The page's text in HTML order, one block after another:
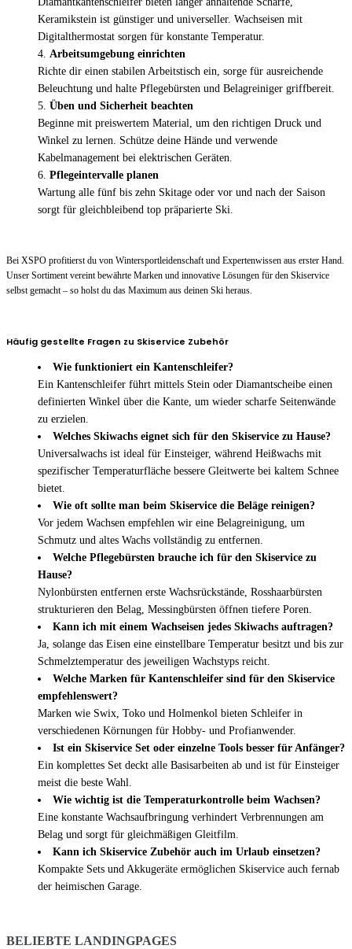
Keramikstein ist günstiger und universeller. Wachseisen mit
Digitalthermostat sorgen für konstante Temperatur.
Arbeitsumgebung einrichten
Richte dir einen stabilen Arbeitstisch ein, sorge für ausreichende
Beleuchtung und halte Pflegebürsten und Belagreiniger griffbereit.
Üben und Sicherheit beachten
Beginne mit preiswertem Material, um den richtigen Druck und
Winkel zu lernen. Schütze deine Hände und verwende
Kabelmanagement bei elektrischen Geräten.
Pflegeintervalle planen
Wartung alle fünf bis zehn Skitage oder vor und nach der Saison
sorgt für gleichbleibend top präparierte Ski.
Bei XSPO profitierst du von Wintersportleidenschaft und Expertenwissen aus erster Hand.
Unser Sortiment vereint bewährte Marken und innovative Lösungen für den Skiservice
selbst gemacht – so holst du das Maximum aus deinen Ski heraus.
Häufig gestellte Fragen zu Skiservice Zubehör
Wie funktioniert ein Kantenschleifer?
Ein Kantenschleifer führt mittels Stein oder Diamantscheibe einen
definierten Winkel über die Kante, um wieder scharfe Seitenwände
zu erzielen.
Welches Skiwachs eignet sich für den Skiservice zu Hause?
Universalwachs ist ideal für Einsteiger, während Heißwachs mit
spezifischer Temperaturfläche bessere Gleitwerte bei kaltem Schnee
bietet.
Wie oft sollte man beim Skiservice die Beläge reinigen?
Vor jedem Wachsen empfehlen wir eine Belagreinigung, um
Schmutz und altes Wachs vollständig zu entfernen.
Welche Pflegebürsten brauche ich für den Skiservice zu
Hause?
Nylonbürsten entfernen erste Wachsrückstände, Rosshaarbürsten
strukturieren den Belag, Messingbürsten öffnen tiefere Poren.
Kann ich mit einem Wachseisen jedes Skiwachs auftragen?
Ja, solange das Eisen eine einstellbare Temperatur besitzt und bis zur
Schmelztemperatur des jeweiligen Wachstyps reicht.
Welche Marken für Kantenschleifer sind für den Skiservice
empfehlenswert?
Marken wie Swix, Toko und Holmenkol bieten Schleifer in
verschiedenen Körnungen für Hobby- und Profianwender.
Ist ein Skiservice Set oder einzelne Tools besser für Anfänger?
Ein komplettes Set deckt alle Basisarbeiten ab und ist für Einsteiger
meist die beste Wahl.
Wie wichtig ist die Temperaturkontrolle beim Wachsen?
Eine konstante Wachsaufbringung verhindert Verbrennungen am
Belag und sorgt für gleichmäßigen Gleitfilm.
Kann ich Skiservice Zubehör auch im Urlaub einsetzen?
Kompakte Sets und Akkugeräte ermöglichen Skiservice auch fernab
der heimischen Garage.
BELIEBTE LANDINGPAGES